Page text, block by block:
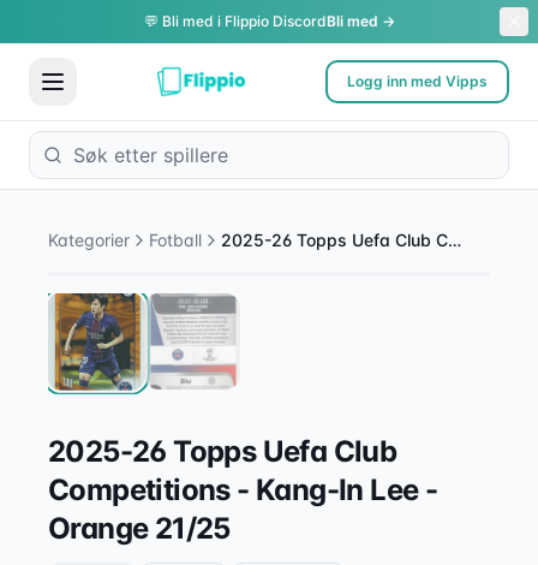
💬 Bli med i Flippio DiscordBli med →
Logg inn med Vipps
Kategorier Fotball 2025-26 Topps Uefa Club Competitions - Kang-In Lee - Orange 21/25
1/2
2025-26 Topps Uefa Club
Competitions - Kang-In Lee -
Orange 21/25